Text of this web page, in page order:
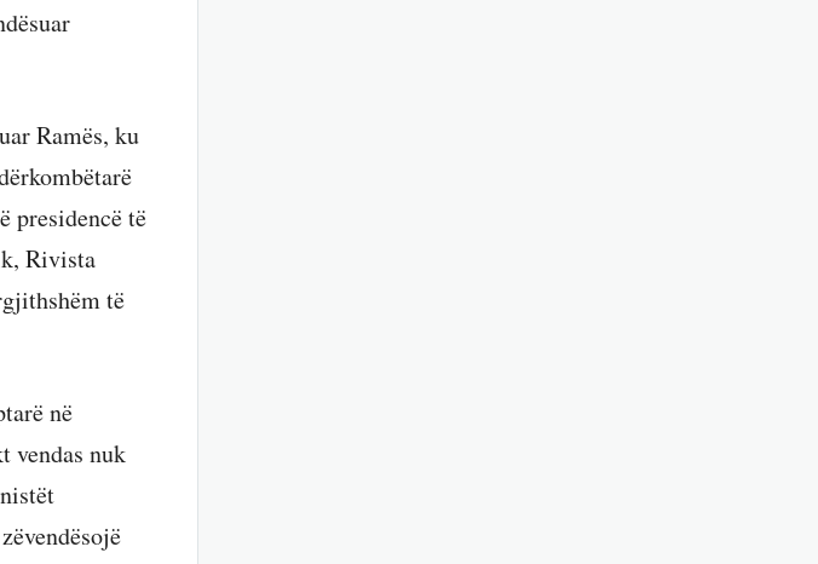
Ramës, ku
presidencë të
Rivista
të
në
vendas nuk